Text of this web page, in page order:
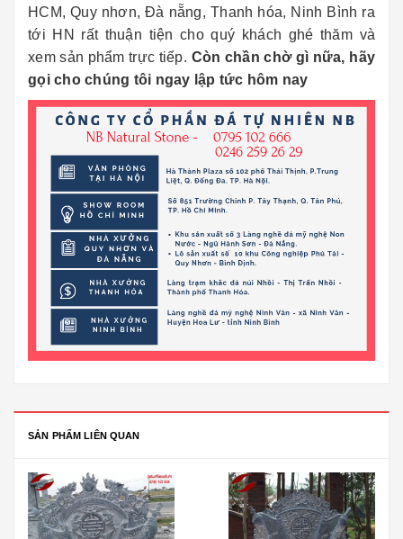
HCM, Quy nhơn, Đà nẵng, Thanh hóa, Ninh Bình ra
tới HN rất thuận tiện cho quý khách ghé thăm và
xem sản phẩm trực tiếp. Còn chần chờ gì nữa, hãy
gọi cho chúng tôi ngay lập tức hôm nay
SẢN PHẨM LIÊN QUAN